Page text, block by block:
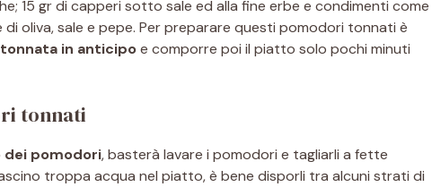
15 gr di capperi sotto sale ed alla fine erbe e condimenti come
oliva, sale e pepe. Per preparare questi pomodori tonnati è
in anticipoe comporre poi il piatto solo pochi minuti
tonnati
pomodori, basterà lavare i pomodori e tagliarli a fette
troppa acqua nel piatto, è bene disporli tra alcuni strati di